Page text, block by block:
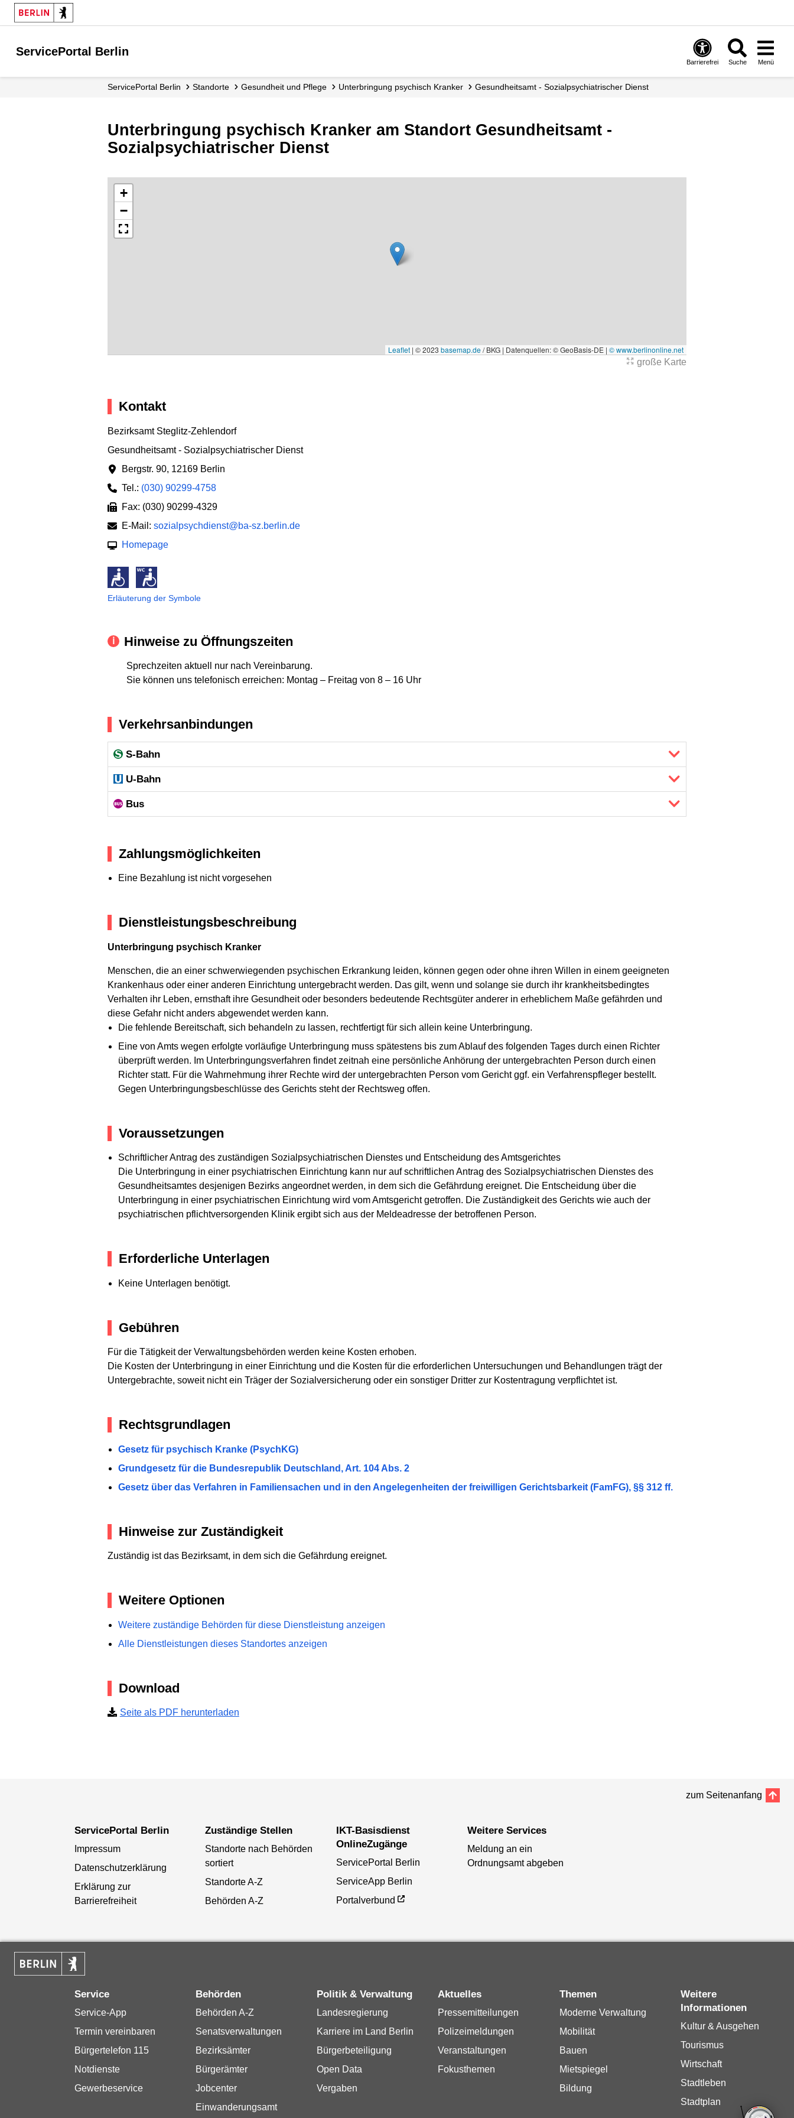
ServicePortal Berlin
Barrierefrei Suche Menü
ServicePortal Berlin Standorte Gesundheit und Pflege Unterbringung psychisch Kranker Gesundheitsamt - Sozialpsychiatrischer Dienst
Unterbringung psychisch Kranker am Standort Gesundheitsamt -
Sozialpsychiatrischer Dienst
+
−
Leaflet | © 2023 basemap.de/ BKG | Datenquellen: © GeoBasis-DE | © www.berlinonline.net
große Karte
Kontakt
Bezirksamt Steglitz-Zehlendorf
Gesundheitsamt - Sozialpsychiatrischer Dienst
Bergstr. 90, 12169 Berlin
Tel.: (030) 90299-4758
Fax: (030) 90299-4329
E-Mail: sozialpsychdienst@ba-sz.berlin.de
Homepage
Erläuterung der Symbole
Hinweise zu Öffnungszeiten
Sprechzeiten aktuell nur nach Vereinbarung.
Sie können uns telefonisch erreichen: Montag – Freitag von 8 – 16 Uhr
Verkehrsanbindungen
S-Bahn
U-Bahn
Bus
Zahlungsmöglichkeiten
Eine Bezahlung ist nicht vorgesehen
Dienstleistungsbeschreibung
Unterbringung psychisch Kranker
Menschen, die an einer schwerwiegenden psychischen Erkrankung leiden, können gegen oder ohne ihren Willen in einem geeigneten
Krankenhaus oder einer anderen Einrichtung untergebracht werden. Das gilt, wenn und solange sie durch ihr krankheitsbedingtes
Verhalten ihr Leben, ernsthaft ihre Gesundheit oder besonders bedeutende Rechtsgüter anderer in erheblichem Maße gefährden und
diese Gefahr nicht anders abgewendet werden kann.
Die fehlende Bereitschaft, sich behandeln zu lassen, rechtfertigt für sich allein keine Unterbringung.
Eine von Amts wegen erfolgte vorläufige Unterbringung muss spätestens bis zum Ablauf des folgenden Tages durch einen Richter
überprüft werden. Im Unterbringungsverfahren findet zeitnah eine persönliche Anhörung der untergebrachten Person durch einen
Richter statt. Für die Wahrnehmung ihrer Rechte wird der untergebrachten Person vom Gericht ggf. ein Verfahrenspfleger bestellt.
Gegen Unterbringungsbeschlüsse des Gerichts steht der Rechtsweg offen.
Voraussetzungen
Schriftlicher Antrag des zuständigen Sozialpsychiatrischen Dienstes und Entscheidung des Amtsgerichtes
Die Unterbringung in einer psychiatrischen Einrichtung kann nur auf schriftlichen Antrag des Sozialpsychiatrischen Dienstes des
Gesundheitsamtes desjenigen Bezirks angeordnet werden, in dem sich die Gefährdung ereignet. Die Entscheidung über die
Unterbringung in einer psychiatrischen Einrichtung wird vom Amtsgericht getroffen. Die Zuständigkeit des Gerichts wie auch der
psychiatrischen pflichtversorgenden Klinik ergibt sich aus der Meldeadresse der betroffenen Person.
Erforderliche Unterlagen
Keine Unterlagen benötigt.
Gebühren
Für die Tätigkeit der Verwaltungsbehörden werden keine Kosten erhoben.
Die Kosten der Unterbringung in einer Einrichtung und die Kosten für die erforderlichen Untersuchungen und Behandlungen trägt der
Untergebrachte, soweit nicht ein Träger der Sozialversicherung oder ein sonstiger Dritter zur Kostentragung verpflichtet ist.
Rechtsgrundlagen
Gesetz für psychisch Kranke (PsychKG)
Grundgesetz für die Bundesrepublik Deutschland, Art. 104 Abs. 2
Gesetz über das Verfahren in Familiensachen und in den Angelegenheiten der freiwilligen Gerichtsbarkeit (FamFG), §§ 312 ff.
Hinweise zur Zuständigkeit
Zuständig ist das Bezirksamt, in dem sich die Gefährdung ereignet.
Weitere Optionen
Weitere zuständige Behörden für diese Dienstleistung anzeigen
Alle Dienstleistungen dieses Standortes anzeigen
Download
Seite als PDF herunterladen
zum Seitenanfang
ServicePortal Berlin
Impressum
Datenschutzerklärung
Erklärung zur
Barrierefreiheit
Zuständige Stellen
Standorte nach Behörden
sortiert
Standorte A-Z
Behörden A-Z
IKT-Basisdienst
OnlineZugänge
ServicePortal Berlin
ServiceApp Berlin
Portalverbund
Weitere Services
Meldung an ein
Ordnungsamt abgeben
Service
Service-App
Termin vereinbaren
Bürgertelefon 115
Notdienste
Gewerbeservice
Behörden
Behörden A-Z
Senatsverwaltungen
Bezirksämter
Bürgerämter
Jobcenter
Einwanderungsamt
Politik & Verwaltung
Landesregierung
Karriere im Land Berlin
Bürgerbeteiligung
Open Data
Vergaben
Aktuelles
Pressemitteilungen
Polizeimeldungen
Veranstaltungen
Fokusthemen
Themen
Moderne Verwaltung
Mobilität
Bauen
Mietspiegel
Bildung
Weitere
Informationen
Kultur & Ausgehen
Tourismus
Wirtschaft
Stadtleben
Stadtplan